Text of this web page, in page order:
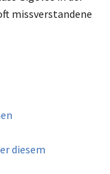
missverstandene
diesem